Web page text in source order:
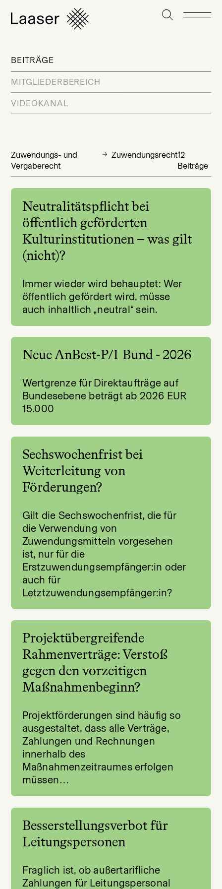
BEITRÄGE
MITGLIEDERBEREICH
VIDEOKANAL
Zuwendungs- und
Vergaberecht
Zuwendungsrecht12
Beiträge
Neutralitätspflicht bei
öffentlich geförderten
Kulturinstitutionen – was gilt
(nicht)?
Immer wieder wird behauptet: Wer
öffentlich gefördert wird, müsse
auch inhaltlich „neutral“ sein.
Neue AnBest-P/I Bund - 2026
Wertgrenze für Direktaufträge auf
Bundesebene beträgt ab 2026 EUR
15.000
Sechswochenfrist bei
Weiterleitung von
Förderungen?
Gilt die Sechswochenfrist, die für
die Verwendung von
Zuwendungsmitteln vorgesehen
ist, nur für die
Erstzuwendungsempfänger:in oder
auch für
Letztzuwendungsempfänger:in?
Projektübergreifende
Rahmenverträge: Verstoß
gegen den vorzeitigen
Maßnahmenbeginn?
Projektförderungen sind häufig so
ausgestaltet, dass alle Verträge,
Zahlungen und Rechnungen
innerhalb des
Maßnahmenzeitraumes erfolgen
müssen…
Besserstellungsverbot für
Leitungspersonen
Fraglich ist, ob außertarifliche
Zahlungen für Leitungspersonal